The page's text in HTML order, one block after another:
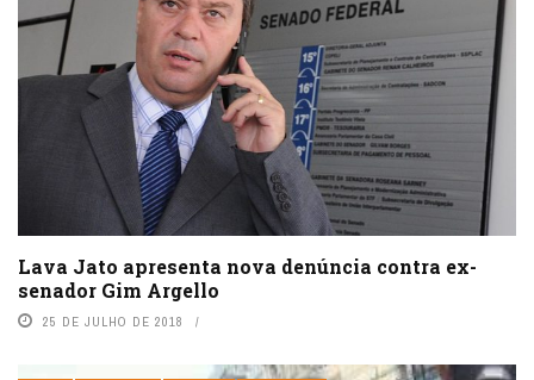
Lava Jato apresenta nova denúncia contra ex-
senador Gim Argello
25 DE JULHO DE 2018